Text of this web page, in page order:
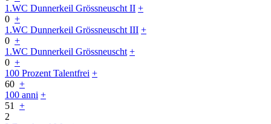
1.WC Dunnerkeil Grössneuscht II +
0 +
1.WC Dunnerkeil Grössneuscht III +
0 +
1.WC Dunnerkeil Grössneuscht +
0 +
100 Prozent Talentfrei +
60 +
100 anni +
51 +
2